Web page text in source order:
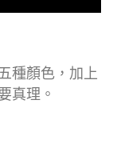
種顏色，加上
真理。